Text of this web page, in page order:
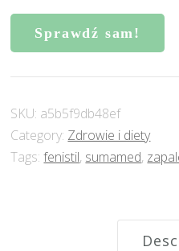
Sprawdź sam!
SKU: a5b5f9db48ef
Category: Zdrowie i diety
Tags:fenistil, sumamed,